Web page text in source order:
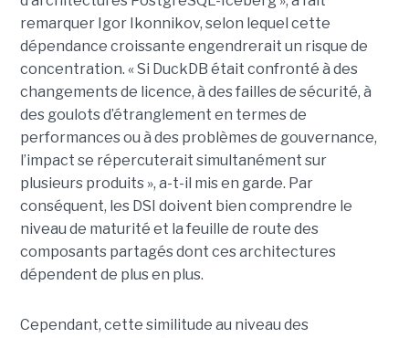
remarquer Igor Ikonnikov, selon lequel cette
dépendance croissante engendrerait un risque de
concentration. « Si DuckDB était confronté à des
changements de licence, à des failles de sécurité, à
des goulots d’étranglement en termes de
performances ou à des problèmes de gouvernance,
l’impact se répercuterait simultanément sur
plusieurs produits », a-t-il mis en garde. Par
conséquent, les DSI doivent bien comprendre le
niveau de maturité et la feuille de route des
composants partagés dont ces architectures
dépendent de plus en plus.
Cependant, cette similitude au niveau des